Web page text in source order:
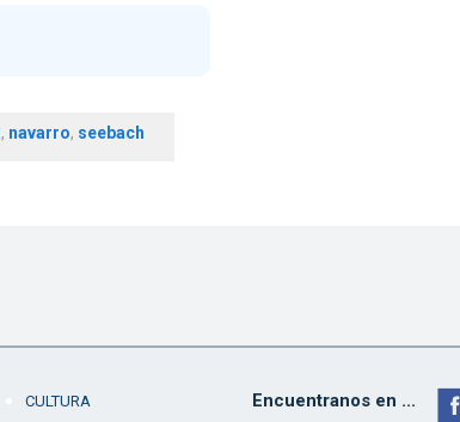
, navarro, seebach
CULTURA Encuentranos en ...